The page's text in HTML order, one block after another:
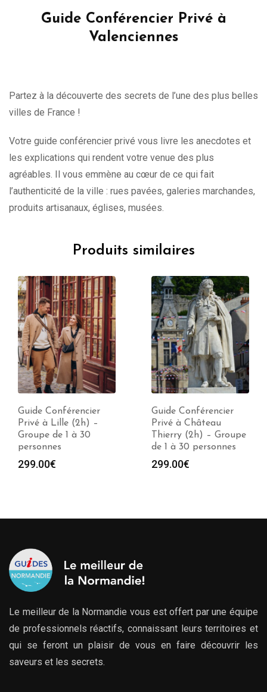
Guide Conférencier Privé à
Valenciennes
Partez à la découverte des secrets de l’une des plus belles
villes de France !
Votre guide conférencier privé vous livre les anecdotes et
les explications qui rendent votre venue des plus
agréables. Il vous emmène au cœur de ce qui fait
l’authenticité de la ville : rues pavées, galeries marchandes,
produits artisanaux, églises, musées.
Produits similaires
Guide Conférencier
Privé à Lille (2h) –
Groupe de 1 à 30
personnes
299.00€
Guide Conférencier
Privé à Château
Thierry (2h) – Groupe
de 1 à 30 personnes
299.00€
Le meilleur de la Normandie vous est offert par une équipe
de professionnels réactifs, connaissant leurs territoires et
qui se feront un plaisir de vous en faire découvrir les
saveurs et les secrets.